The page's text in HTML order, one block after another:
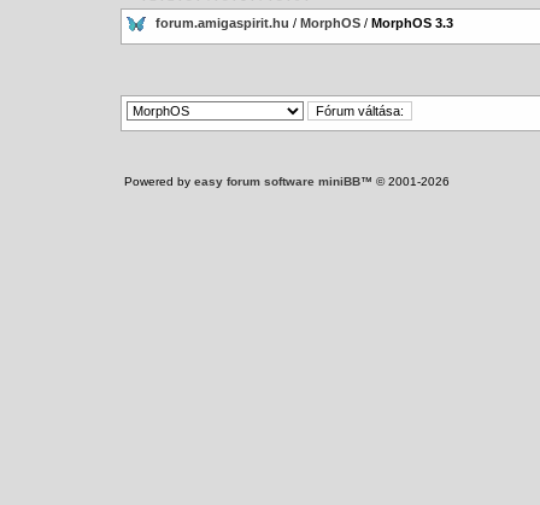
forum.amigaspirit.hu / MorphOS / MorphOS 3.3
Powered by easy forum software miniBB™ © 2001-2026